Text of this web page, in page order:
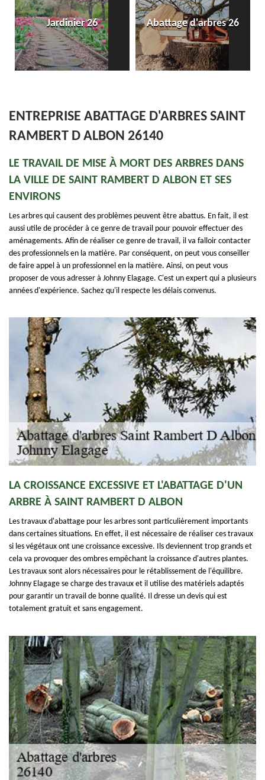
Jardinier 26 Abattage d'arbres 26
ENTREPRISE ABATTAGE D'ARBRES SAINT
RAMBERT D ALBON 26140
LE TRAVAIL DE MISE À MORT DES ARBRES DANS
LA VILLE DE SAINT RAMBERT D ALBON ET SES
ENVIRONS
Les arbres qui causent des problèmes peuvent être abattus. En fait, il est
aussi utile de procéder à ce genre de travail pour pouvoir effectuer des
aménagements. Afin de réaliser ce genre de travail, il va falloir contacter
des professionnels en la matière. Par conséquent, on peut vous conseiller
de faire appel à un professionnel en la matière. Ainsi, on peut vous
proposer de vous adresser à Johnny Elagage. C'est un expert qui a plusieurs
années d'expérience. Sachez qu'il respecte les délais convenus.
LA CROISSANCE EXCESSIVE ET L'ABATTAGE D'UN
ARBRE À SAINT RAMBERT D ALBON
Les travaux d'abattage pour les arbres sont particulièrement importants
dans certaines situations. En effet, il est nécessaire de réaliser ces travaux
si les végétaux ont une croissance excessive. Ils deviennent trop grands et
cela va provoquer des ombres empêchant la croissance d'autres plantes.
Les travaux sont alors nécessaires pour le rétablissement de l'équilibre.
Johnny Elagage se charge des travaux et il utilise des matériels adaptés
pour garantir un travail de bonne qualité. Il dresse un devis qui est
totalement gratuit et sans engagement.